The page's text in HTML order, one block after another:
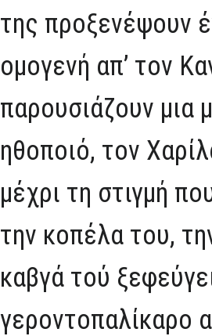
της προξενέψουν
ομογενή απ’ τον
παρουσιάζουν μια
ηθοποιό, τον
μέχρι τη στιγμή
την κοπέλα του,
καβγά τού
γεροντοπαλίκαρο